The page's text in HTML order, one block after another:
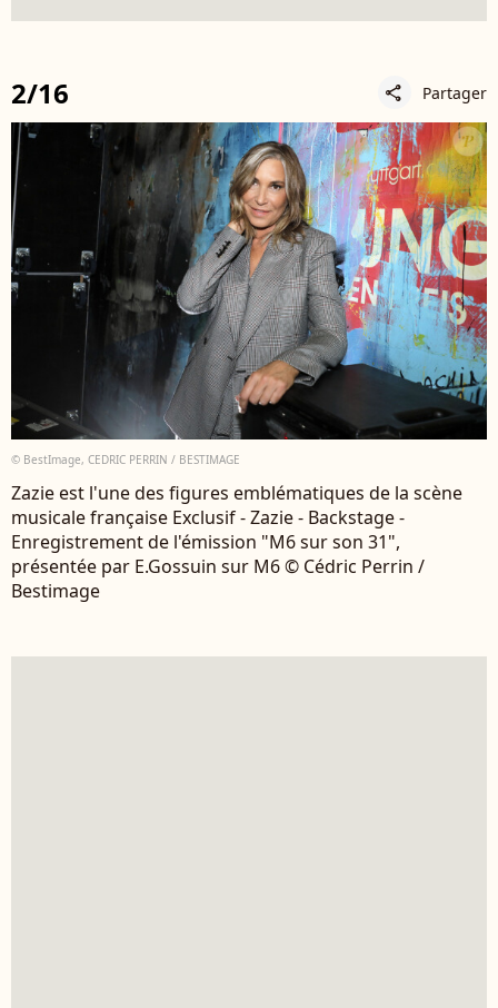
2/16 share Partager
© BestImage, CEDRIC PERRIN / BESTIMAGE
Zazie est l'une des figures emblématiques de la scène
musicale française Exclusif - Zazie - Backstage -
Enregistrement de l'émission "M6 sur son 31",
présentée par E.Gossuin sur M6 © Cédric Perrin /
Bestimage